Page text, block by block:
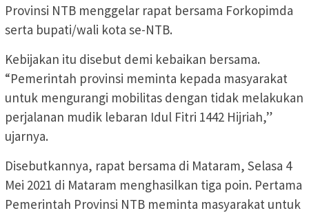
Provinsi NTB menggelar rapat bersama Forkopimda
serta bupati/wali kota se-NTB.
Kebijakan itu disebut demi kebaikan bersama.
“Pemerintah provinsi meminta kepada masyarakat
untuk mengurangi mobilitas dengan tidak melakukan
perjalanan mudik lebaran Idul Fitri 1442 Hijriah,”
ujarnya.
Disebutkannya, rapat bersama di Mataram, Selasa 4
Mei 2021 di Mataram menghasilkan tiga poin. Pertama
Pemerintah Provinsi NTB meminta masyarakat untuk